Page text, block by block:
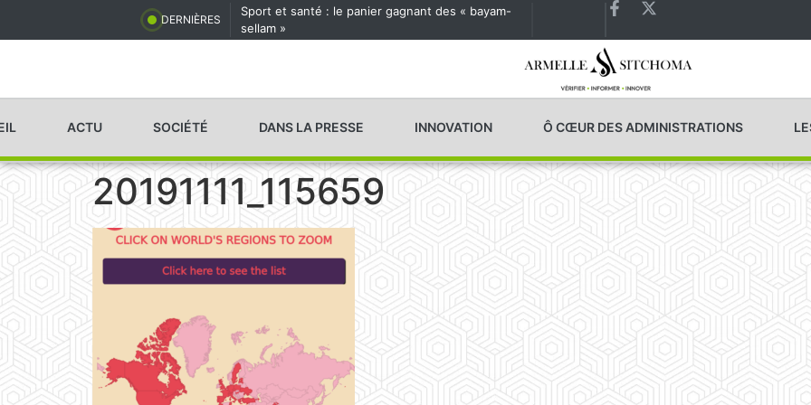
DERNIÈRES
Sport et santé : le panier gagnant des « bayam-
sellam »
Les États généraux de la Santé en préparation
ACTU SOCIÉTÉ DANS LA PRESSE INNOVATION Ô CŒUR DES ADMINISTRATIONS
20191111_115659